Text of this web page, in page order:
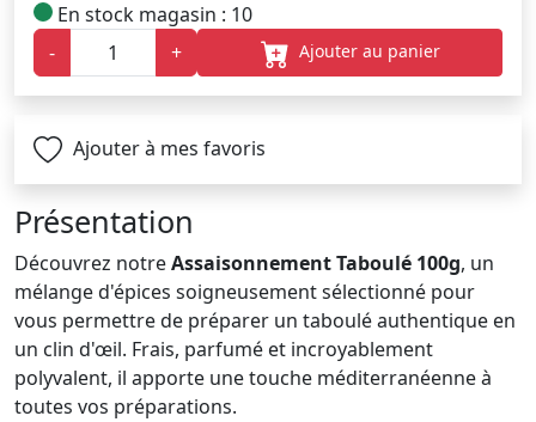
En stock magasin : 10
-
+ Ajouter au panier
Ajouter à mes favoris
Présentation
Découvrez notreAssaisonnement Taboulé 100g, un
mélange d'épices soigneusement sélectionné pour
vous permettre de préparer un taboulé authentique en
un clin d'œil. Frais, parfumé et incroyablement
polyvalent, il apporte une touche méditerranéenne à
toutes vos préparations.